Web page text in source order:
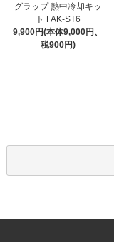
グラップ 熱中冷却キッ
ト FAK-ST6
9,900円(本体9,000円、
税900円)